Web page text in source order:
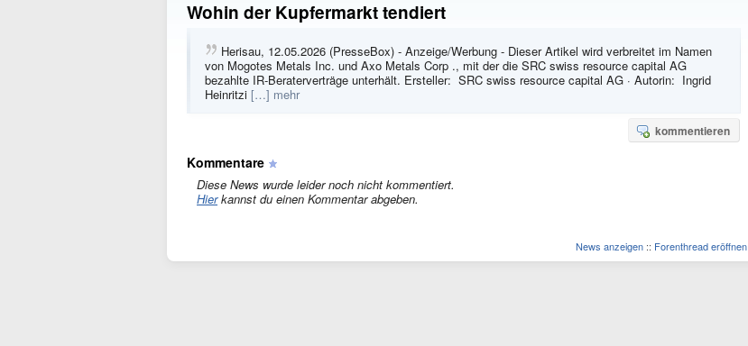
Wohin der Kupfermarkt tendiert
Herisau, 12.05.2026 (PresseBox) - Anzeige/Werbung - Dieser Artikel wird verbreitet im Namen
von Mogotes Metals Inc. und Axo Metals Corp ., mit der die SRC swiss resource capital AG
bezahlte IR-Beraterverträge unterhält. Ersteller: SRC swiss resource capital AG · Autorin: Ingrid
Heinritzi […] mehr
kommentieren
Kommentare
Diese News wurde leider noch nicht kommentiert.
Hierkannst du einen Kommentar abgeben.
News anzeigen :: Forenthread eröffnen